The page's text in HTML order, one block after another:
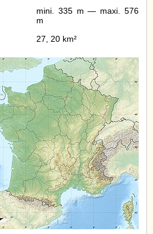
mini. 335 m — maxi. 576
m
27, 20 km²